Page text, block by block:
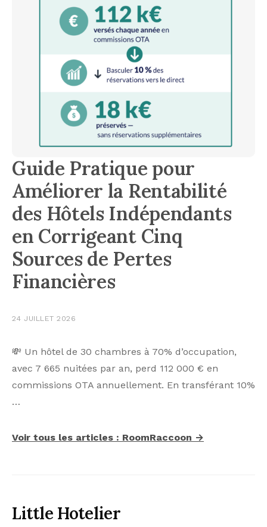
Guide Pratique pour
Améliorer la Rentabilité
des Hôtels Indépendants
en Corrigeant Cinq
Sources de Pertes
Financières
24 JUILLET 2026
💸 Un hôtel de 30 chambres à 70% d’occupation,
avec 7 665 nuitées par an, perd 112 000 € en
commissions OTA annuellement. En transférant 10%
…
Voir tous les articles : RoomRaccoon →
Little Hotelier